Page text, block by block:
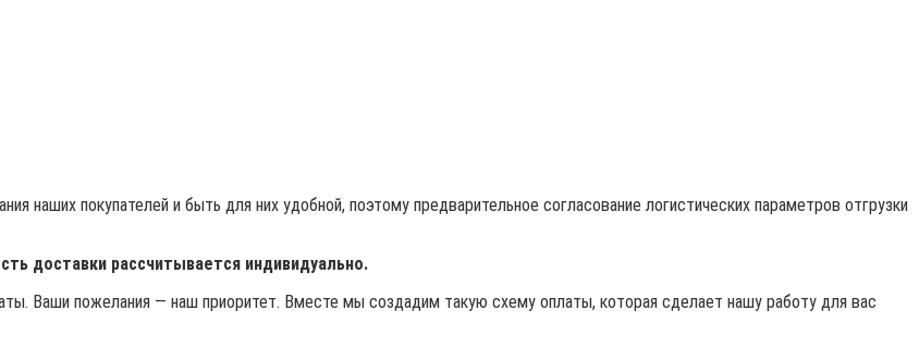
наших покупателей и быть для них удобной, поэтому предварительное согласование логистических параметров отгрузки
доставки рассчитывается индивидуально.
Ваши пожелания — наш приоритет. Вместе мы создадим такую схему оплаты, которая сделает нашу работу для вас